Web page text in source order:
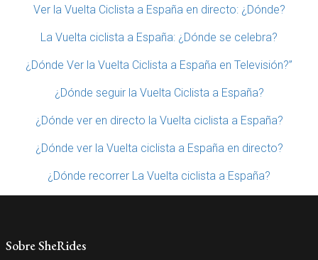
Ver la Vuelta Ciclista a España en directo: ¿Dónde?
La Vuelta ciclista a España: ¿Dónde se celebra?
¿Dónde Ver la Vuelta Ciclista a España en Televisión?”
¿Dónde seguir la Vuelta Ciclista a España?
¿Dónde ver en directo la Vuelta ciclista a España?
¿Dónde ver la Vuelta ciclista a España en directo?
¿Dónde recorrer La Vuelta ciclista a España?
Sobre SheRides